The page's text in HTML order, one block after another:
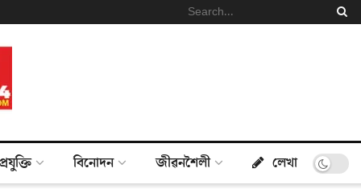
প্ৰযুক্তি বিনোদন জীৱনশৈলী লেখা